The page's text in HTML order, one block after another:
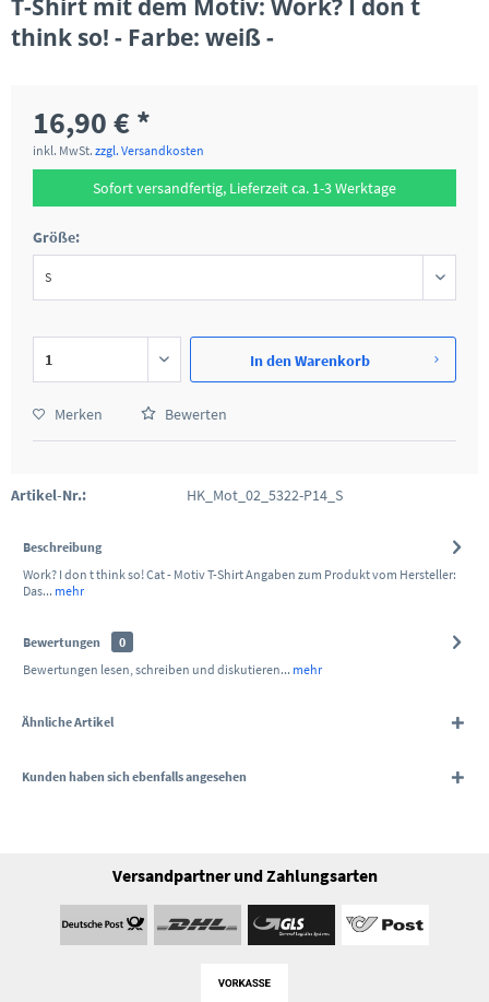
T-Shirt mit dem Motiv: Work? I don t
think so! - Farbe: weiß -
16,90 € *
inkl. MwSt. zzgl. Versandkosten
Sofort versandfertig, Lieferzeit ca. 1-3 Werktage
Größe:
In denWarenkorb
Merken Bewerten
Artikel-Nr.: HK_Mot_02_5322-P14_S
Beschreibung
Work? I don t think so! Cat - Motiv T-Shirt Angaben zum Produkt vom Hersteller:
Das... mehr
Bewertungen
0
Bewertungen lesen, schreiben und diskutieren... mehr
Ähnliche Artikel
Kunden haben sich ebenfalls angesehen
Versandpartner und Zahlungsarten